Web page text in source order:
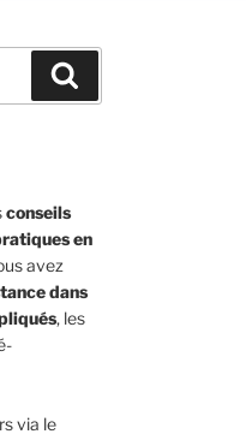
conseils
en
avez
dans
, les
via le